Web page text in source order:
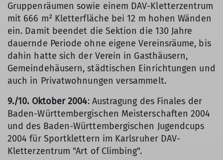
Gruppenräumen sowie einem DAV-Kletterzentrum
mit 666 m² Kletterfläche bei 12 m hohen Wänden
ein. Damit beendet die Sektion die 130 Jahre
dauernde Periode ohne eigene Vereinsräume, bis
dahin hatte sich der Verein in Gasthäusern,
Gemeindehäusern, städtischen Einrichtungen und
auch in Privatwohnungen versammelt.
9./10. Oktober 2004: Austragung des Finales der
Baden-Württembergischen Meisterschaften 2004
und des Baden-Württembergischen Jugendcups
2004 für Sportklettern im Karlsruher DAV-
Kletterzentrum "Art of Climbing".